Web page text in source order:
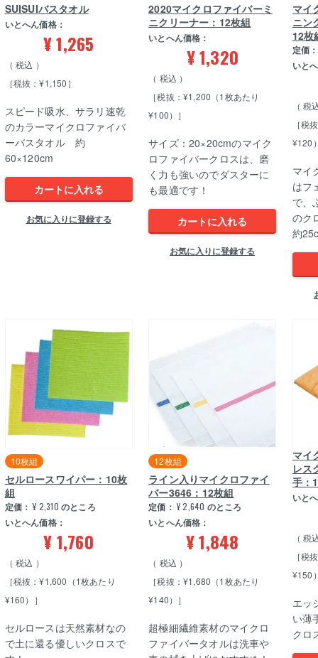
SUISUIバスタオル
いとへん価格：
¥1,265
税込
［税抜：¥1,150］
スピード吸水、サラリ速乾
のカラーマイクロファイバ
ーバスタオル 約
60×120cm
カートに入れる
お気に入りに登録する
2020マイクロファイバーミ
ニクリーナー：12枚組
いとへん価格：
¥1,320
税込
［税抜：¥1,200（1枚あたり
¥100）］
サイズ：20×20cmのマイク
ロファイバークロスは、磨
く力も強いのでダスターに
も最適です！
カートに入れる
お気に入りに登録する
マイ
ニン
12枚
定価：
いと
税
［税
¥120
マイ
はフ
で、
のク
約
10枚組
セルロースワイパー：10枚
組
定価： ¥ 2,310 のところ
いとへん価格：
¥1,760
税込
［税抜：¥1,600（1枚あたり
¥160）］
セルロースは天然素材なの
で土に還る優しいクロスで
12枚組
ライン入りマイクロファイ
バー3646：12枚組
定価： ¥ 2,640 のところ
いとへん価格：
¥1,848
税込
［税抜：¥1,680（1枚あたり
¥140）］
超極細繊維素材のマイクロ
ファイバータオルは洗車や
マイ
レス
手：
いと
税
［税
¥150
エッ
い薄
クロ